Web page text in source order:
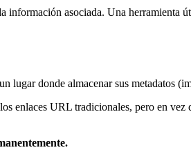
asociada. Una herramienta
lugar donde almacenar sus metadatos
enlaces URL tradicionales, pero en